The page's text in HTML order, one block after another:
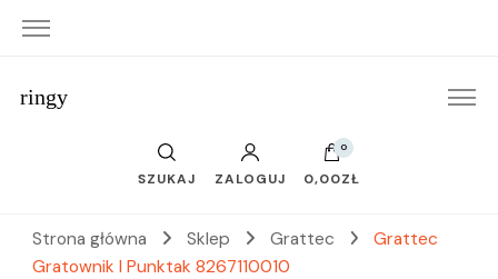
ringy
SZUKAJ ZALOGUJ
0
0,00ZŁ
Strona główna Sklep Grattec
Grattec
Gratownik I Punktak 8267110010